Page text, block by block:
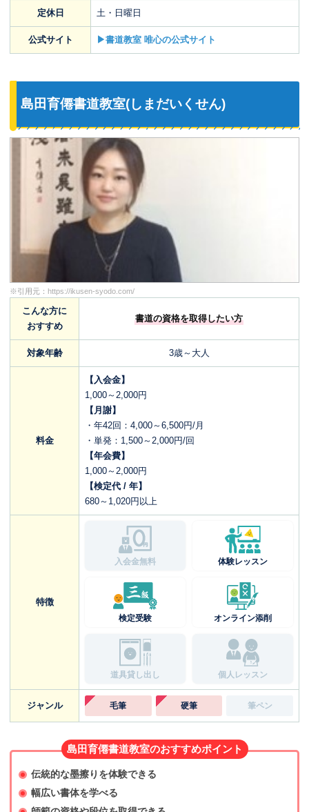
定休日 土・日曜日
公式サイト ▶書道教室 唯心の公式サイト
島田育僊書道教室(しまだいくせん)
※引用元： https://ikusen-syodo.com/
こんな方に
おすすめ
書道の資格を取得したい方
対象年齢 3歳～大人
料金
【入会金】
1,000～2,000円
【月謝】
・年42回：4,000～6,500円/月
・単発：1,500～2,000円/回
【年会費】
1,000～2,000円
【検定代 / 年】
680～1,020円以上
特徴
入会金無料 体験レッスン
検定受験 オンライン添削
道具貸し出し 個人レッスン
ジャンル 毛筆 硬筆 筆ペン
島田育僊書道教室のおすすめポイント
伝統的な墨擦りを体験できる
幅広い書体を学べる